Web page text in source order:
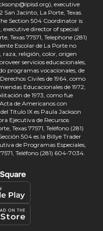
executive
Jacinto, La Porte, Texas
Section 504 Coordinator is
director of special
Texas 77571, Telephone (281)
Escolar de La Porte no
raza, religión, color, origen
servicios educacionales,
programas vocacionales, de
Civiles de 1964, como
Educacionales de 1972;
de 1973, como fue
de Americanos con
Título IX es Paula Jackson
Ejecutiva de Recursos
Texas 77571, Teléfono (281)
504 es la Billye Trader
de Programas Especiales,
Teléfono (281) 604-7034.